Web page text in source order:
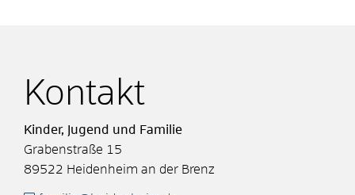
Kontakt
Kinder, Jugend und Familie
Grabenstraße 15
89522 Heidenheim an der Brenz